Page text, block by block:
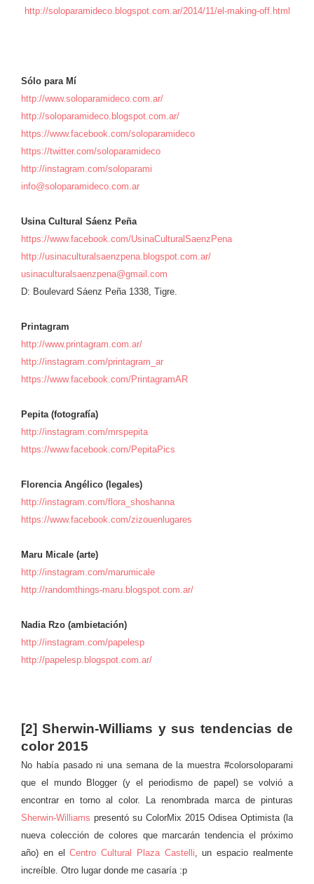
http://soloparamideco.blogspot.com.ar/2014/11/el-making-off.html
Sólo para Mí
http://www.soloparamideco.com.ar/
http://soloparamideco.blogspot.com.ar/
https://www.facebook.com/soloparamideco
https://twitter.com/soloparamideco
http://instagram.com/soloparami
info@soloparamideco.com.ar
Usina Cultural Sáenz Peña
https://www.facebook.com/UsinaCulturalSaenzPena
http://usinaculturalsaenzpena.blogspot.com.ar/
usinaculturalsaenzpena@gmail.com
D: Boulevard Sáenz Peña 1338, Tigre.
Printagram
http://www.printagram.com.ar/
http://instagram.com/printagram_ar
https://www.facebook.com/PrintagramAR
Pepita (fotografía)
http://instagram.com/mrspepita
https://www.facebook.com/PepitaPics
Florencia Angélico (legales)
http://instagram.com/flora_shoshanna
https://www.facebook.com/zizouenlugares
Maru Micale (arte)
http://instagram.com/marumicale
http://randomthings-maru.blogspot.com.ar/
Nadia Rzo (ambietación)
http://instagram.com/papelesp
http://papelesp.blogspot.com.ar/
[2] Sherwin-Williams y sus tendencias de
color 2015
No había pasado ni una semana de la muestra #colorsoloparami
que el mundo Blogger (y el periodismo de papel) se volvió a
encontrar en torno al color. La renombrada marca de pinturas
Sherwin-Williams presentó su ColorMix 2015 Odisea Optimista (la
nueva colección de colores que marcarán tendencia el próximo
año) en elCentro Cultural Plaza Castelli, un espacio realmente
increíble. Otro lugar donde me casaría :p